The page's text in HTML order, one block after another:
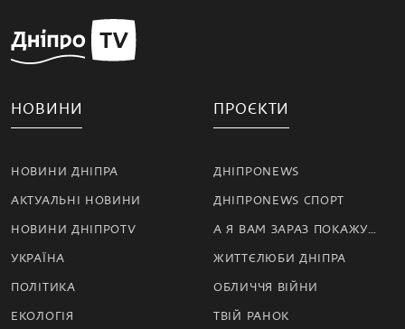
НОВИНИ
НОВИНИ ДНІПРА
АКТУАЛЬНІ НОВИНИ
НОВИНИ ДНІПРОTV
УКРАЇНА
ПОЛІТИКА
ЕКОЛОГІЯ
ПРОЄКТИ
ДНІПРОNEWS
ДНІПРОNEWS СПОРТ
А Я ВАМ ЗАРАЗ ПОКАЖУ…
ЖИТТЄЛЮБИ ДНІПРА
ОБЛИЧЧЯ ВІЙНИ
ТВІЙ РАНОК